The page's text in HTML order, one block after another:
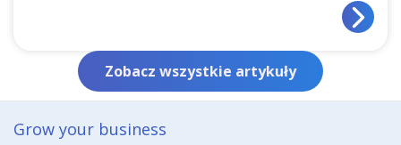
Zobacz wszystkie artykuły
Grow your business​